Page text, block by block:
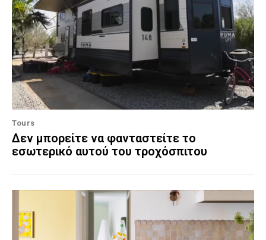
Tours
Δεν μπορείτε να φανταστείτε το
εσωτερικό αυτού του τροχόσπιτου